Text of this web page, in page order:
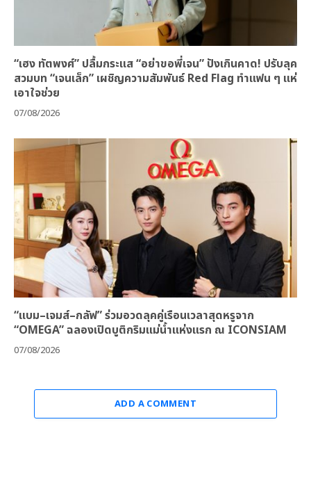
“เฮง ทัตพงศ์” ปลื้มกระแส “อย่าขอพี่เจน” ปังเกินคาด! ปรับลุค
สวมบท “เจนเล็ก” เผชิญความสัมพันธ์ Red Flag ทำแฟน ๆ แห่
เอาใจช่วย
07/08/2026
“แบม–เจมส์–กลัฟ” ร่วมอวดลุคคู่เรือนเวลาสุดหรูจาก
“OMEGA” ฉลองเปิดบูติกริมแม่น้ำแห่งแรก ณ ICONSIAM
07/08/2026
ADD A COMMENT